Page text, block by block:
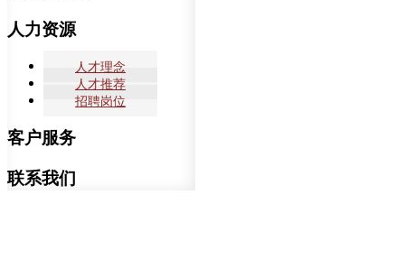
人力资源
人才理念
人才推荐
招聘岗位
客户服务
联系我们